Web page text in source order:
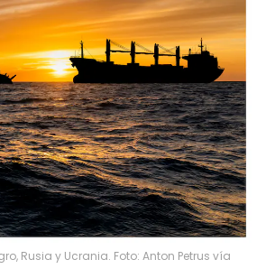
Rusia y Ucrania. Foto: Anton Petrus vía